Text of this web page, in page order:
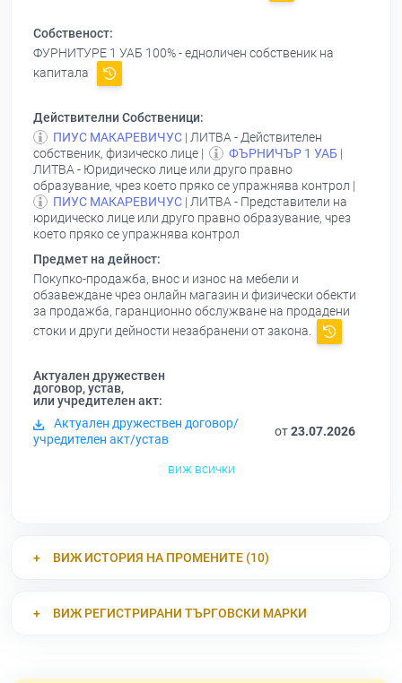
Собственост:
ФУРНИТУРЕ 1 УАБ 100% - едноличен собственик на
капитала
Действителни Собственици:
ПИУС МАКАРЕВИЧУС | ЛИТВА - Действителен
собственик, физическо лице |
ФЪРНИЧЪР 1 УАБ |
ЛИТВА - Юридическо лице или друго правно
образувание, чрез което пряко се упражнява контрол |
ПИУС МАКАРЕВИЧУС | ЛИТВА - Представители на
юридическо лице или друго правно образувание, чрез
което пряко се упражнява контрол
Предмет на дейност:
Покупко-продажба, внос и износ на мебели и
обзавеждане чрез онлайн магазин и физически обекти
за продажба, гаранционно обслужване на продадени
стоки и други дейности незабранени от закона.
Актуален дружествен
договор, устав,
или учредителен акт:
Актуален дружествен договор/
учредителен акт/устав
от23.07.2026
виж всички
ВИЖ ИСТОРИЯ НА ПРОМЕНИТЕ (10)
ВИЖ РЕГИСТРИРАНИ ТЪРГОВСКИ МАРКИ